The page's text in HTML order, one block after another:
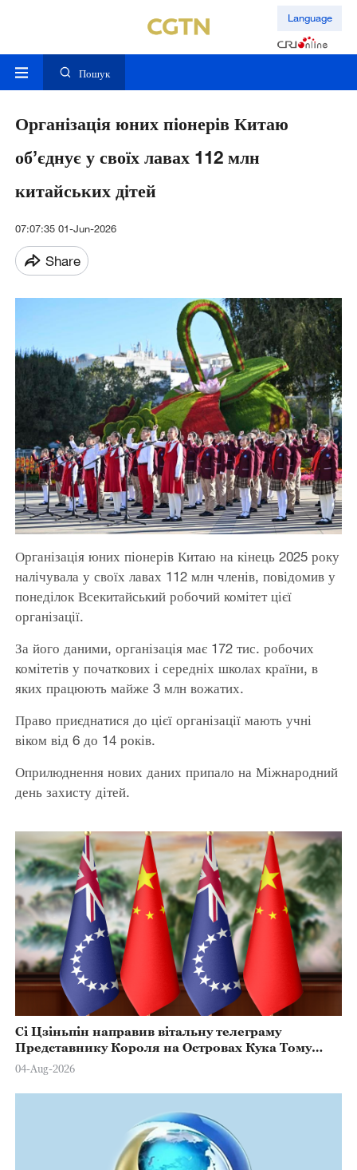
Language
Пошук
Організація юних піонерів Китаю
об’єднує у своїх лавах 112 млн
китайських дітей
07:07:35 01-Jun-2026
Share
Організація юних піонерів Китаю на кінець 2025 року
налічувала у своїх лавах 112 млн членів, повідомив у
понеділок Всекитайський робочий комітет цієї
організації.
За його даними, організація має 172 тис. робочих
комітетів у початкових і середніх школах країни, в
яких працюють майже 3 млн вожатих.
Право приєднатися до цієї організації мають учні
віком від 6 до 14 років.
Оприлюднення нових даних припало на Міжнародний
день захисту дітей.
Сі Цзіньпін направив вітальну телеграму
Представнику Короля на Островах Кука Тому
Марстерсу з нагоди Дня Конституції
04-Aug-2026